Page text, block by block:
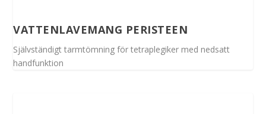
VATTENLAVEMANG PERISTEEN
Självständigt tarmtömning för tetraplegiker med nedsatt
handfunktion